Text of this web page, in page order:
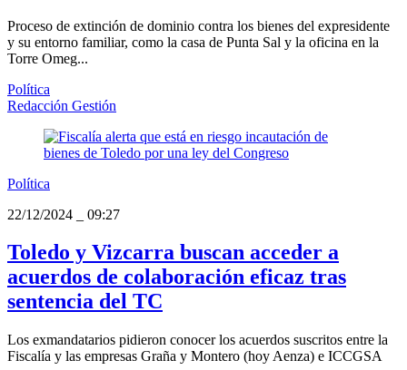
Proceso de extinción de dominio contra los bienes del expresidente
y su entorno familiar, como la casa de Punta Sal y la oficina en la
Torre Omeg...
Política
Redacción Gestión
Política
22/12/2024
09:27
Toledo y Vizcarra buscan acceder a
acuerdos de colaboración eficaz tras
sentencia del TC
Los exmandatarios pidieron conocer los acuerdos suscritos entre la
Fiscalía y las empresas Graña y Montero (hoy Aenza) e ICCGSA